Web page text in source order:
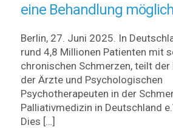
eine Behandlung möglich
Berlin, 27. Juni 2025. In
rund 4,8 Millionen Patienten mit
chronischen Schmerzen, teilt
der Ärzte und Psychologischen
Psychotherapeuten in der
Palliativmedizin in Deutschland
Dies […]